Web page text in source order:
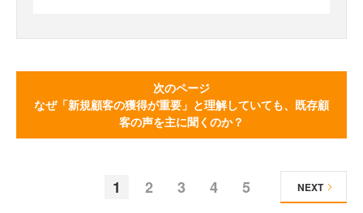
次のページ
なぜ「新規顧客の獲得が重要」と理解していても、既存顧
客の声を主に聞くのか？
1 2 3 4 5 NEXT